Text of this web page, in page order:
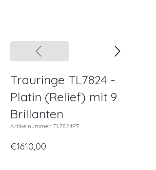
Trauringe TL7824 -
Platin (Relief) mit 9
Brillanten
Artikelnummer: TL7824PT
€1610,00